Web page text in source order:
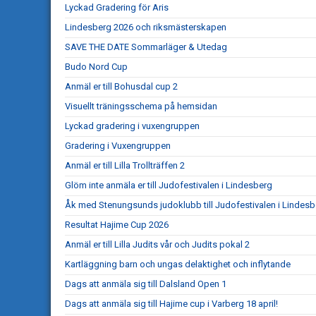
Lyckad Gradering för Aris
Lindesberg 2026 och riksmästerskapen
SAVE THE DATE Sommarläger & Utedag
Budo Nord Cup
Anmäl er till Bohusdal cup 2
Visuellt träningsschema på hemsidan
Lyckad gradering i vuxengruppen
Gradering i Vuxengruppen
Anmäl er till Lilla Trollträffen 2
Glöm inte anmäla er till Judofestivalen i Lindesberg
Åk med Stenungsunds judoklubb till Judofestivalen i
Resultat Hajime Cup 2026
Anmäl er till Lilla Judits vår och Judits pokal 2
Kartläggning barn och ungas delaktighet och inflytande
Dags att anmäla sig till Dalsland Open 1
Dags att anmäla sig till Hajime cup i Varberg 18 april!